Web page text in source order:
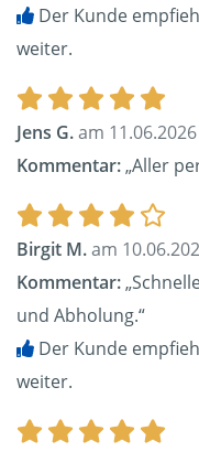
Der Kunde
weiter.
Jens G.am 11.06.2026
Kommentar:„Aller
Birgit M.am
Kommentar:
und Abholung.“
Der Kunde
weiter.